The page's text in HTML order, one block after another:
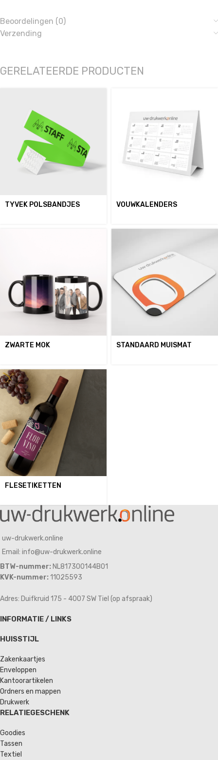
Beoordelingen (0)
Verzending
GERELATEERDE PRODUCTEN
TYVEK POLSBANDJES VOUWKALENDERS
ZWARTE MOK STANDAARD MUISMAT
FLESETIKETTEN
uw-drukwerk.online
Email: info@uw-drukwerk.online
BTW-nummer: NL817300144B01
KVK-nummer: 11025593
Adres: Duifkruid 175 - 4007 SW Tiel (op afspraak)
INFORMATIE / LINKS
HUISSTIJL
Zakenkaartjes
Enveloppen
Kantoorartikelen
Ordners en mappen
Drukwerk
RELATIEGESCHENK
Goodies
Tassen
Textiel